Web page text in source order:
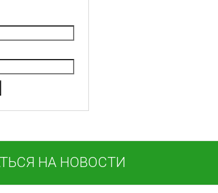
НА НОВОСТИ